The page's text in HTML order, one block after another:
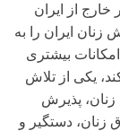
خارج از ایران
ایران را به
بیشتری
یکی از تلاش
پذیرش
زنان، دستگیر و